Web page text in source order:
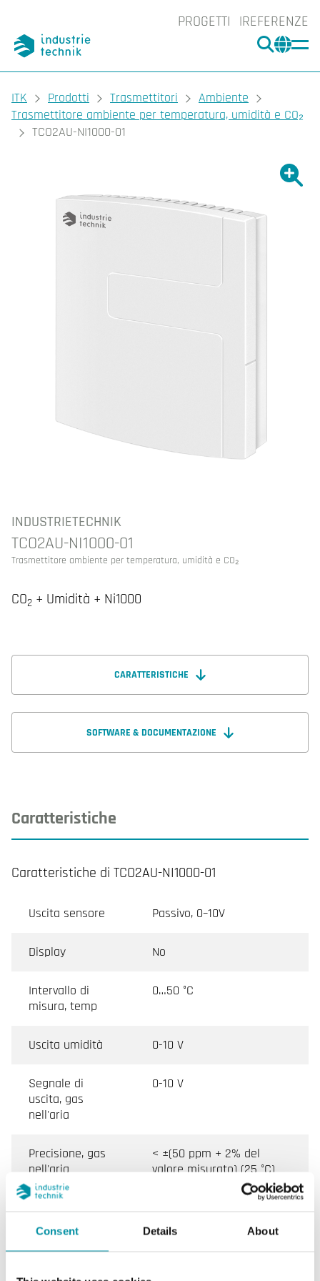
Consent Details About
PROGETTI REFERENZE
CERCA
You are here:
ITK Prodotti Trasmettitori
Ambiente
Trasmettitore ambiente per temperatura, umidità e CO₂
TCO2AU-NI1000-01
INDUSTRIETECHNIK
TCO2AU-NI1000-01
Trasmettitore ambiente per temperatura, umidità e CO₂
CO2 + Umidità + Ni1000
CARATTERISTICHE
SOFTWARE & DOCUMENTAZIONE
Caratteristiche
Caratteristiche di TCO2AU-NI1000-01
Uscita sensore Passivo, 0–10V
Display No
Intervallo di
misura, temp
0…50 °C
Uscita umidità 0-10 V
Segnale di
uscita, gas
nell'aria
0-10 V
Precisione, gas
nell'aria
< ±(50 ppm + 2% del
valore misurato) (25 °C)
riscaldamento
temperatura